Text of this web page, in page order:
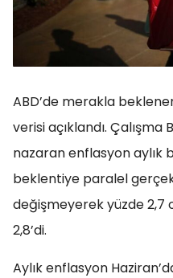
ABD’de merakla
verisi açıklandı. Çalışma
nazaran enflasyon aylık
beklentiye paralel
değişmeyerek yüzde 2,7
2,8’di.
Aylık enflasyon